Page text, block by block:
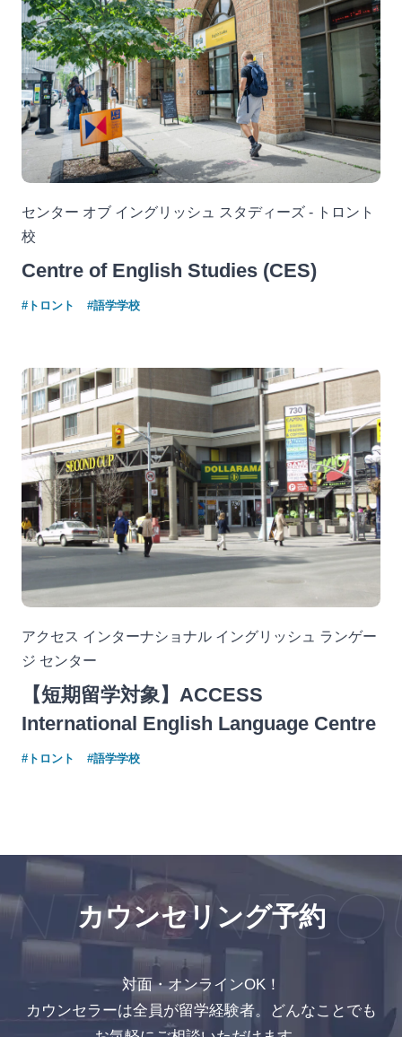
センター オブ イングリッシュ スタディーズ - トロント
校
Centre of English Studies (CES)
#トロント #語学学校
アクセス インターナショナル イングリッシュ ランゲー
ジ センター
【短期留学対象】ACCESS
International English Language Centre
#トロント #語学学校
カウンセリング予約
対面・オンラインOK！
カウンセラーは全員が留学経験者。どんなことでも